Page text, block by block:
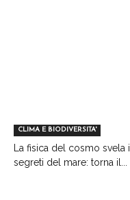
CLIMA E BIODIVERSITA'
La fisica del cosmo svela i
segreti del mare: torna il...